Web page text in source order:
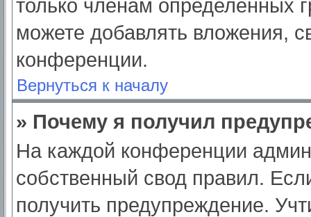
только членам определённых
можете добавлять вложения,
конференции.
Вернуться к началу
» Почему я получил
На каждой конференции
собственный свод правил.
получить предупреждение.